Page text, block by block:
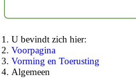
U bevindt zich hier:
Voorpagina
Vorming en Toerusting
Algemeen